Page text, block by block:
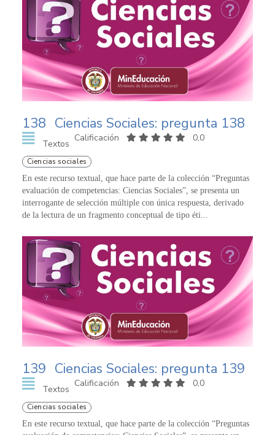
138 Ciencias Sociales: pregunta 138
Textos
Calificación 0,0
Ciencias sociales
En este recurso textual, que hace parte de la colección “Preguntas
evaluación de competencias: Ciencias Sociales”, se presenta un
interrogante de selección múltiple con única respuesta, derivado
de la lectura de un fragmento conceptual de tipo éti...
139 Ciencias Sociales: pregunta 139
Textos
Calificación 0,0
Ciencias sociales
En este recurso textual, que hace parte de la colección “Preguntas